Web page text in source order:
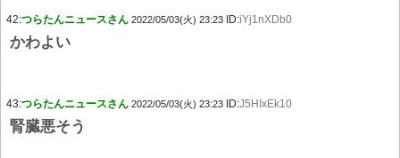
42:つらたんニュースさん 2022/05/03(火) 23:23 ID:iYj1nXDb0
かわよい
43:つらたんニュースさん 2022/05/03(火) 23:23 ID:J5HIxEk10
腎臓悪そう